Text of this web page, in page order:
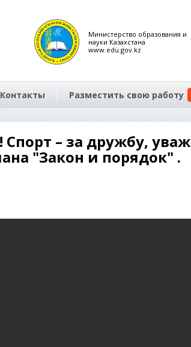
Министерство образования и
науки Казахстана
www.edu.gov.kz
Контакты Разместить свою работу
– за дружбу,
"Закон и порядок" .